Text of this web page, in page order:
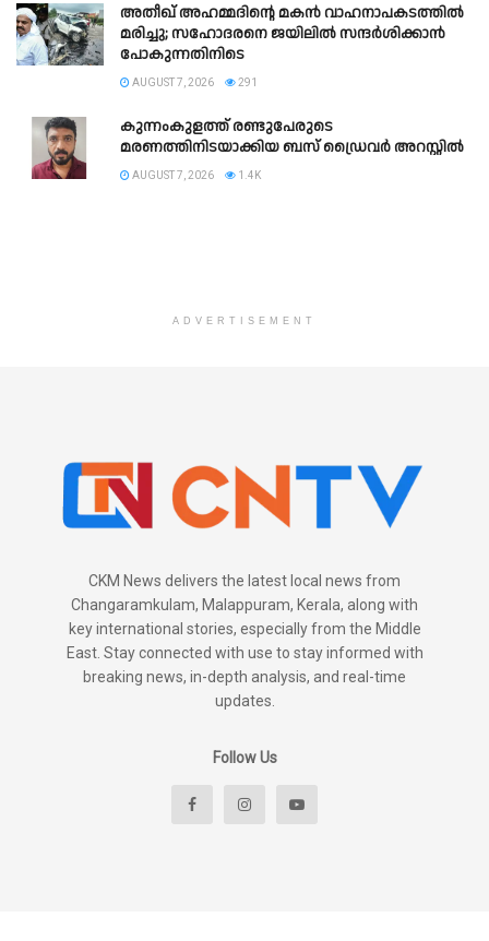
അതീഖ് അഹമ്മദിന്റെ മകൻ വാഹനാപകടത്തിൽ
മരിച്ചു; സഹോദരനെ ജയിലിൽ സന്ദർശിക്കാൻ
പോകുന്നതിനിടെ
AUGUST 7, 2026 291
കുന്നംകുളത്ത് രണ്ടുപേരുടെ
മരണത്തിനിടയാക്കിയ ബസ് ഡ്രൈവർ അറസ്റ്റിൽ
AUGUST 7, 2026 1.4K
ADVERTISEMENT
CKM News delivers the latest local news from
Changaramkulam, Malappuram, Kerala, along with
key international stories, especially from the Middle
East. Stay connected with use to stay informed with
breaking news, in-depth analysis, and real-time
updates.
Follow Us